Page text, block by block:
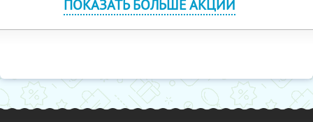
ПОКАЗАТЬ БОЛЬШЕ АКЦИЙ